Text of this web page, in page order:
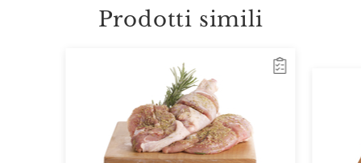
ad almeno 75°C a cuore del prodotto.
Prodotti simili